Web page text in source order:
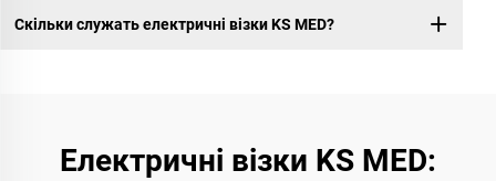
Скільки служать електричні візки KS MED?
Електричні візки KS MED: